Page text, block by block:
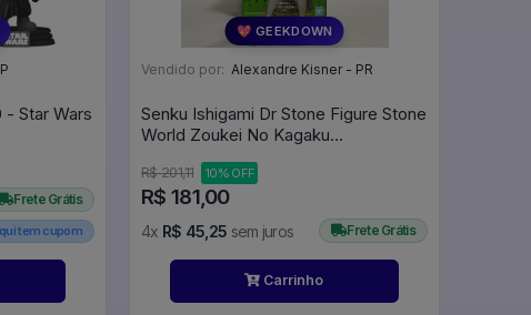
- Star Wars
Frete Grátis
tem cupom
💖 GEEKDOWN
Vendido por: Alexandre Kisner - PR
Senku Ishigami Dr Stone Figure Stone
World Zoukei No Kagaku
Stone
R$ 201,11 10% OFF
R$ 181,00
4x R$ 45,25 sem juros Frete Grátis
Carrinho